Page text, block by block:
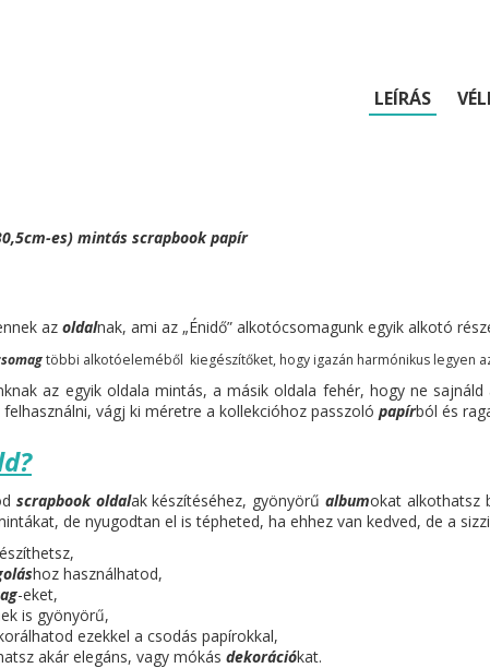
LEÍRÁS
es) mintás scrapbook papír
az oldalnak, ami az „Énidő” alkotócsomagunk egyik alkotó
többi alkotóeleméből kiegészítőket, hogy igazán harmónikus legyen
az egyik oldala mintás, a másik oldala fehér, hogy ne
vágj ki méretre a kollekcióhoz passzoló papírból és
scrapbook oldalak készítéséhez, gyönyörűalbumokat alkothatsz
de nyugodtan el is tépheted, ha ehhez van kedved, de a
hoz használhatod,
-eket,
is gyönyörű,
ezekkel a csodás papírokkal,
akár elegáns, vagy mókás dekorációkat.